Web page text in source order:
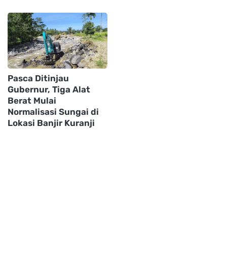
Pasca Ditinjau
Gubernur, Tiga Alat
Berat Mulai
Normalisasi Sungai di
Lokasi Banjir Kuranji